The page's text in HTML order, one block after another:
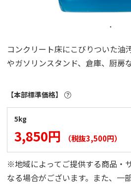
コンクリート床にこびりついた油
やガソリンスタンド、倉庫、厨房
【本部標準価格】
5kg
3,850円 （税抜3,500円）
※地域によってご提供する商品・
なる場合がございます。また、一